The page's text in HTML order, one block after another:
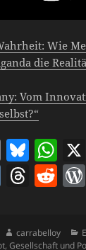
Wie
die
Vom
E
m
Bl
u
es
y
W
h
at
A
V T
a
R
di
Autor
carrabelloy
Gesellschaft und